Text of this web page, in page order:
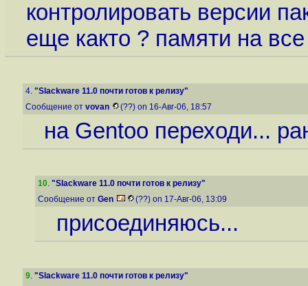
контролировать версии
еще както ? памяти на
4. "Slackware 11.0 почти готов к релизу"
Сообщение от vovan (??) on 16-Авг-06, 18:57
на Gentoo переходи...
10. "Slackware 11.0 почти готов к релизу"
Сообщение от Gen (??) on 17-Авг-06, 13:09
присоединяюсь...
9. "Slackware 11.0 почти готов к релизу"